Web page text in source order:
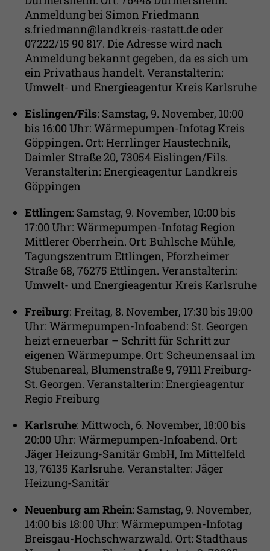
Anmeldung bei Simon Friedmann
s.friedmann@landkreis-rastatt.de oder
07222/15 90 817. Die Adresse wird nach
Anmeldung bekannt gegeben, da es sich um
ein Privathaus handelt. Veranstalterin:
Umwelt- und Energieagentur Kreis Karlsruhe
Eislingen/Fils: Samstag, 9. November, 10:00
bis 16:00 Uhr: Wärmepumpen-Infotag Kreis
Göppingen. Ort: Herrlinger Haustechnik,
Daimler Straße 20, 73054 Eislingen/Fils.
Veranstalterin: Energieagentur Landkreis
Göppingen
Ettlingen: Samstag, 9. November, 10:00 bis
17:00 Uhr: Wärmepumpen-Infotag Region
Mittlerer Oberrhein. Ort: Buhlsche Mühle,
Tagungszentrum Ettlingen, Pforzheimer
Straße 68, 76275 Ettlingen. Veranstalterin:
Umwelt- und Energieagentur Kreis Karlsruhe
Freiburg: Freitag, 8. November, 17:30 bis 19:00
Uhr: Wärmepumpen-Infoabend: St. Georgen
heizt erneuerbar – Schritt für Schritt zur
eigenen Wärmepumpe. Ort: Scheunensaal im
Stubenareal, Blumenstraße 9, 79111 Freiburg-
St. Georgen. Veranstalterin: Energieagentur
Regio Freiburg
Karlsruhe: Mittwoch, 6. November, 18:00 bis
20:00 Uhr: Wärmepumpen-Infoabend. Ort:
Jäger Heizung-Sanitär GmbH, Im Mittelfeld
13, 76135 Karlsruhe. Veranstalter: Jäger
Heizung-Sanitär
Neuenburg am Rhein: Samstag, 9. November,
14:00 bis 18:00 Uhr: Wärmepumpen-Infotag
Breisgau-Hochschwarzwald. Ort: Stadthaus